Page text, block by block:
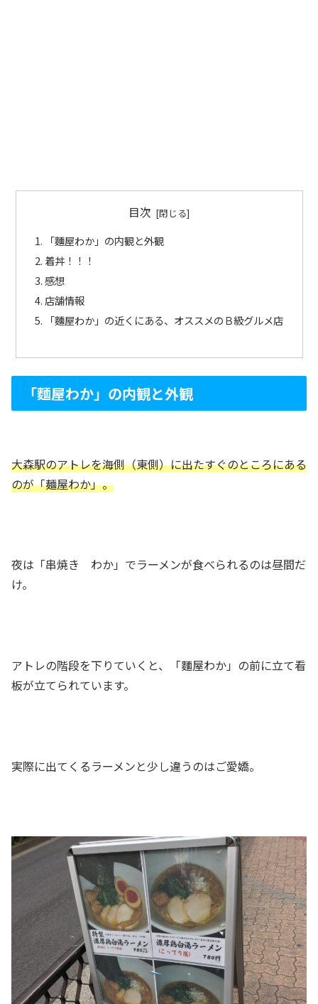
目次
「麵屋わか」の内観と外観
着丼！！！
感想
店舗情報
「麵屋わか」の近くにある、オススメのＢ級グルメ店
「麵屋わか」の内観と外観
大森駅のアトレを海側（東側）に出たすぐのところにある
のが「麺屋わか」。
夜は「串焼き わか」でラーメンが食べられるのは昼間だ
け。
アトレの階段を下りていくと、「麵屋わか」の前に立て看
板が立てられています。
実際に出てくるラーメンと少し違うのはご愛嬌。